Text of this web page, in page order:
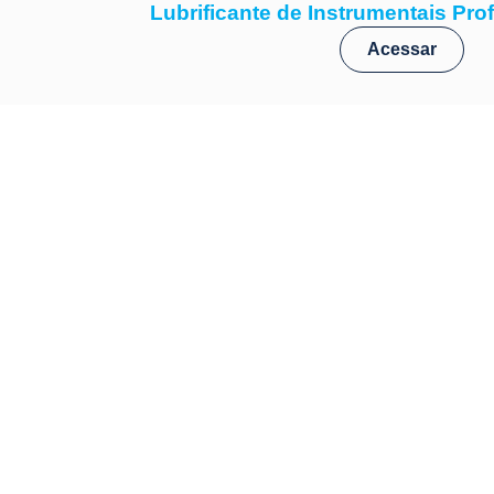
Lubrificante de Instrumentais
Acessar